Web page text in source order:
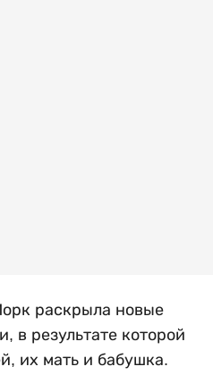
раскрыла новые
в результате которой
их мать и бабушка.